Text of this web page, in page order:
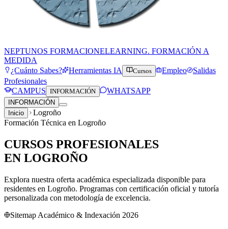
NEPTUNOS FORMACIONELEARNING. FORMACIÓN A
MEDIDA
¿Cuánto Sabes?
Herramientas IA Cursos Empleo
Salidas
Profesionales
CAMPUS INFORMACIÓN WHATSAPP
INFORMACIÓN
Inicio
Logroño
Formación Técnica en Logroño
CURSOS PROFESIONALES
EN LOGROÑO
Explora nuestra oferta académica especializada disponible para
residentes en Logroño. Programas con certificación oficial y tutoría
personalizada con metodología de excelencia.
Sitemap Académico & Indexación 2026